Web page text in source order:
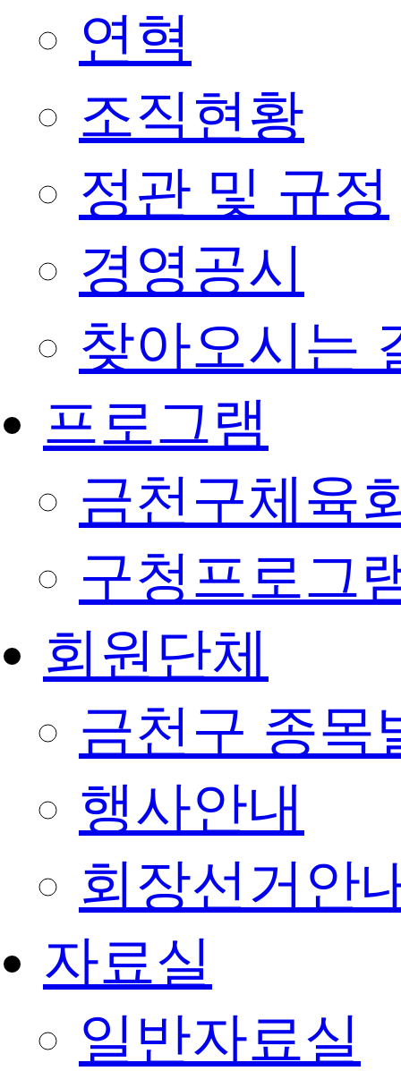
연혁
조직현황
정관 및 규정
경영공시
찾아오시는
프로그램
금천구체육
구청프로그
회원단체
금천구 종목
행사안내
회장선거안
자료실
일반자료실